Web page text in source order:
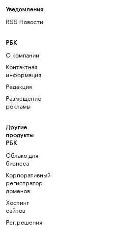
Уведомления
RSS Новости
РБК
О компании
Контактная
информация
Редакция
Размещение
рекламы
Другие
продукты
РБК
Облако для
бизнеса
Корпоративный
регистратор
доменов
Хостинг
сайтов
Рег.решения